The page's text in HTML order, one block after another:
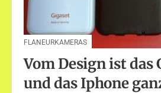
FLANEURKAMERAS
Vom Design ist das
und das Iphone